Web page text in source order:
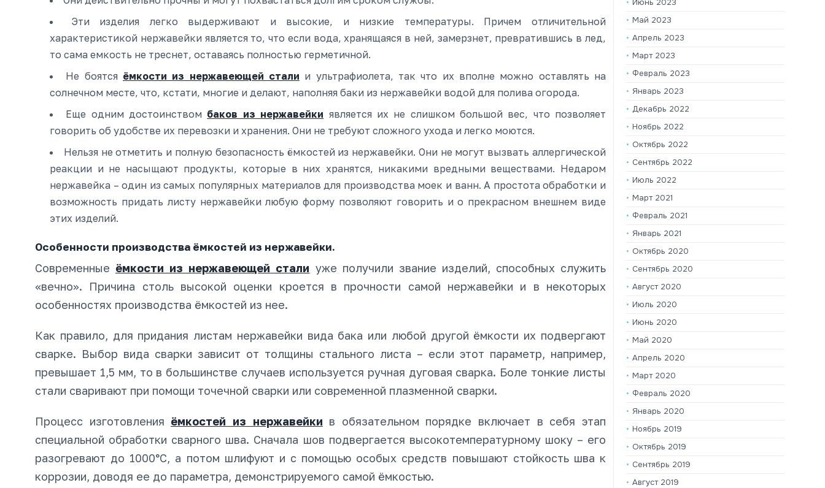
Эти изделия легко выдерживают и высокие, и низкие температуры. Причем отличительной
характеристикой нержавейки является то, что если вода, хранящаяся в ней, замерзнет, превратившись в лед,
то сама емкость не треснет, оставаясь полностью герметичной.
Не боятся ёмкости из нержавеющей стали и ультрафиолета, так что их вполне можно оставлять на
солнечном месте, что, кстати, многие и делают, наполняя баки из нержавейки водой для полива огорода.
Еще одним достоинством баков из нержавейки является их не слишком большой вес, что позволяет
говорить об удобстве их перевозки и хранения. Они не требуют сложного ухода и легко моются.
Нельзя не отметить и полную безопасность ёмкостей из нержавейки. Они не могут вызвать аллергической
реакции и не насыщают продукты, которые в них хранятся, никакими вредными веществами. Недаром
нержавейка – один из самых популярных материалов для производства моек и ванн. А простота обработки и
возможность придать листу нержавейки любую форму позволяют говорить и о прекрасном внешнем виде
этих изделий.
Особенности производства ёмкостей из нержавейки.
Современные ёмкости из нержавеющей стали уже получили звание изделий, способных служить
«вечно». Причина столь высокой оценки кроется в прочности самой нержавейки и в некоторых
особенностях производства ёмкостей из нее.
Как правило, для придания листам нержавейки вида бака или любой другой ёмкости их подвергают
сварке. Выбор вида сварки зависит от толщины стального листа – если этот параметр, например,
превышает 1,5 мм, то в большинстве случаев используется ручная дуговая сварка. Боле тонкие листы
стали сваривают при помощи точечной сварки или современной плазменной сварки.
Процесс изготовления ёмкостей из нержавейки в обязательном порядке включает в себя этап
специальной обработки сварного шва. Сначала шов подвергается высокотемпературному шоку – его
разогревают до 1000°С, а потом шлифуют и с помощью особых средств повышают стойкость шва к
коррозии, доводя ее до параметра, демонстрируемого самой ёмкостью.
Июнь 2023
Май 2023
Апрель 2023
Март 2023
Февраль 2023
Январь 2023
Декабрь 2022
Ноябрь 2022
Октябрь 2022
Сентябрь 2022
Июль 2022
Март 2021
Февраль 2021
Январь 2021
Октябрь 2020
Сентябрь 2020
Август 2020
Июль 2020
Июнь 2020
Май 2020
Апрель 2020
Март 2020
Февраль 2020
Январь 2020
Ноябрь 2019
Октябрь 2019
Сентябрь 2019
Август 2019